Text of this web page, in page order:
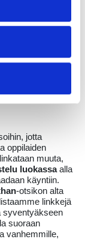
jotta
oppilaiden
muuta,
luokassaalla
käyntiin.
-otsikon alta
linkkejä
syventyäkseen
suoraan
vanhemmille,